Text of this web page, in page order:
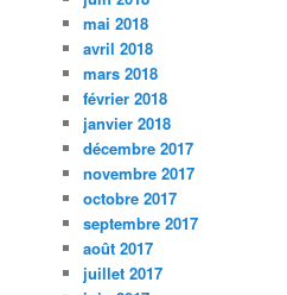
mai 2018
avril 2018
mars 2018
février 2018
janvier 2018
décembre 2017
novembre 2017
octobre 2017
septembre 2017
août 2017
juillet 2017